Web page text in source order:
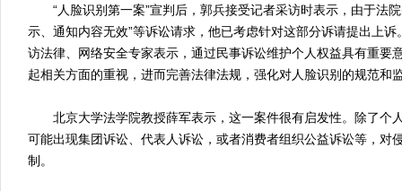
“人脸识别第一案”宣判后，郭兵接受记者采访时表示，由于法院
示、通知内容无效”等诉讼请求，他已考虑针对这部分诉请提出上
访法律、网络安全专家表示，通过民事诉讼维护个人权益具有重要
起相关方面的重视，进而完善法律法规，强化对人脸识别的规范和
北京大学法学院教授薛军表示，这一案件很有启发性。除了个
可能出现集团诉讼、代表人诉讼，或者消费者组织公益诉讼等，对
制。